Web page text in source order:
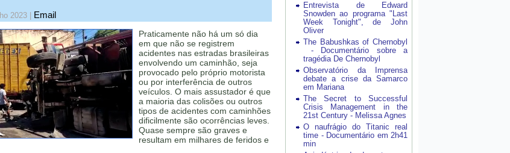
2023 Email
Praticamente não há um só dia
em que não se registrem
acidentes nas estradas brasileiras
envolvendo um caminhão, seja
provocado pelo próprio motorista
ou por interferência de outros
veículos. O mais assustador é que
a maioria das colisões ou outros
tipos de acidentes com caminhões
dificilmente são ocorrências leves.
Quase sempre são graves e
resultam em milhares de feridos e
Entrevista de Edward
Snowden ao programa "Last
Week Tonight", de John
Oliver
The Babushkas of Chernobyl
- Documentário sobre a
tragédia De Chernobyl
Observatório da Imprensa
debate a crise da Samarco
em Mariana
The Secret to Successful
Crisis Management in the
21st Century - Melissa Agnes
O naufrágio do Titanic real
time - Documentário em 2h41
min